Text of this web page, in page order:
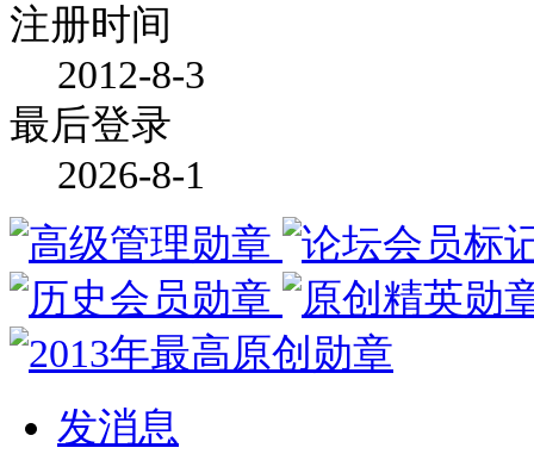
注册时间
2012-8-3
最后登录
2026-8-1
发消息